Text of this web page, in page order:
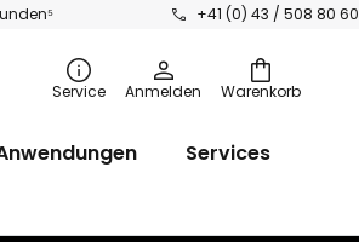
+41 (0) 43 / 508 80 60
Warenkorb
Service Anmelden
Services